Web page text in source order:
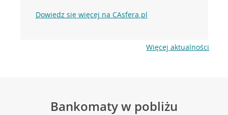
Dowiedz się więcej na CAsfera.pl
Więcej aktualności
Bankomaty w pobliżu